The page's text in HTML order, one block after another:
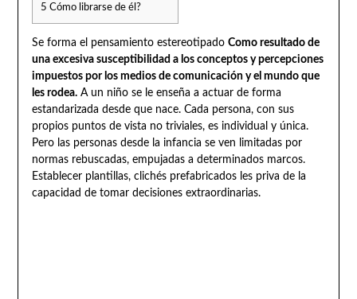
5 Cómo librarse de él?
Se forma el pensamiento estereotipado Como resultado de
una excesiva susceptibilidad a los conceptos y percepciones
impuestos por los medios de comunicación y el mundo que
les rodea.A un niño se le enseña a actuar de forma
estandarizada desde que nace. Cada persona, con sus
propios puntos de vista no triviales, es individual y única.
Pero las personas desde la infancia se ven limitadas por
normas rebuscadas, empujadas a determinados marcos.
Establecer plantillas, clichés prefabricados les priva de la
capacidad de tomar decisiones extraordinarias.